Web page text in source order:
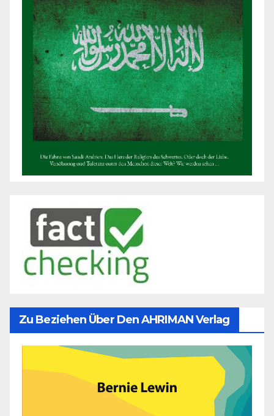
Zu Beziehen Über Den AHRIMAN Verlag